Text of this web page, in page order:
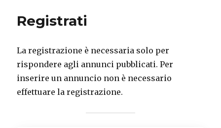
Registrati
La registrazione è necessaria solo per
rispondere agli annunci pubblicati. Per
inserire un annuncio non è necessario
effettuare la registrazione.